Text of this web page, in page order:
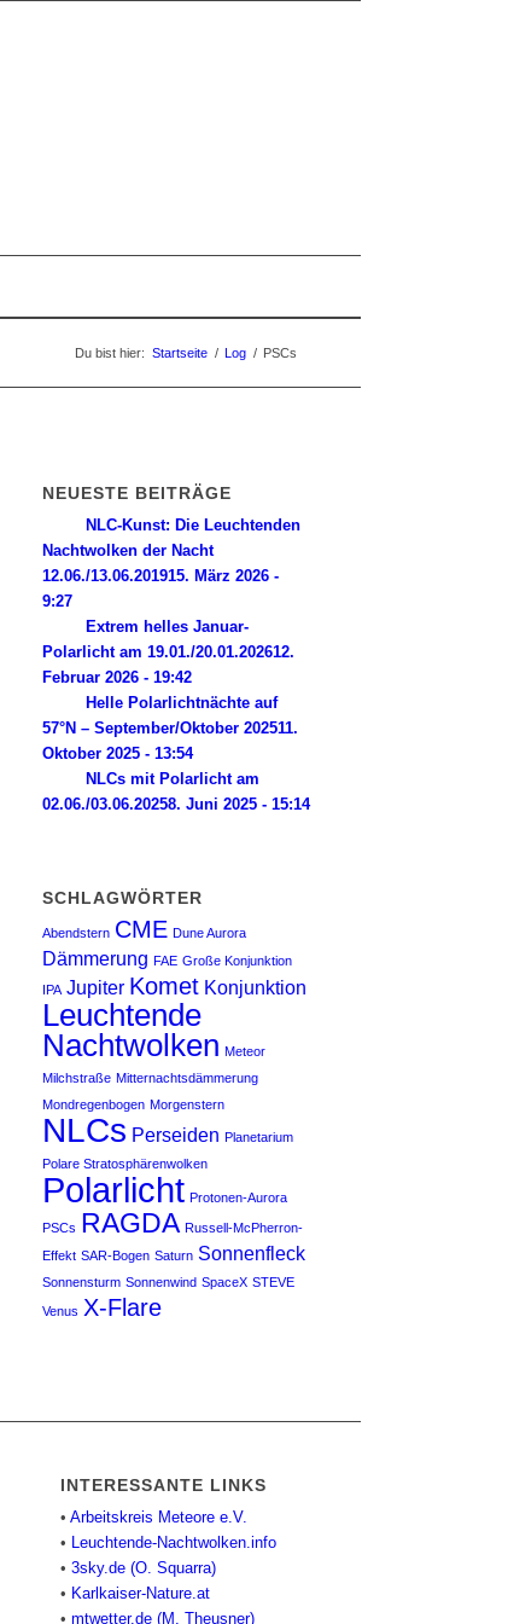
Du bist hier: Startseite / Log / PSCs
NEUESTE BEITRÄGE
NLC-Kunst: Die Leuchtenden
Nachtwolken der Nacht
12.06./13.06.201915. März 2026 -
9:27
Extrem helles Januar-
Polarlicht am 19.01./20.01.202612.
Februar 2026 - 19:42
Helle Polarlichtnächte auf
57°N – September/Oktober 202511.
Oktober 2025 - 13:54
NLCs mit Polarlicht am
02.06./03.06.20258. Juni 2025 - 15:14
SCHLAGWÖRTER
Abendstern CME Dune Aurora
Dämmerung FAE Große Konjunktion
IPA Jupiter Komet Konjunktion
Leuchtende
Nachtwolken Meteor
Milchstraße Mitternachtsdämmerung
Mondregenbogen Morgenstern
NLCs Perseiden Planetarium
Polare Stratosphärenwolken
Polarlicht Protonen-Aurora
PSCs RAGDA Russell-McPherron-
Effekt SAR-Bogen Saturn Sonnenfleck
Sonnensturm Sonnenwind SpaceX STEVE
Venus X-Flare
INTERESSANTE LINKS
• Arbeitskreis Meteore e.V.
• Leuchtende-Nachtwolken.info
• 3sky.de (O. Squarra)
• Karlkaiser-Nature.at
• mtwetter.de (M. Theusner)